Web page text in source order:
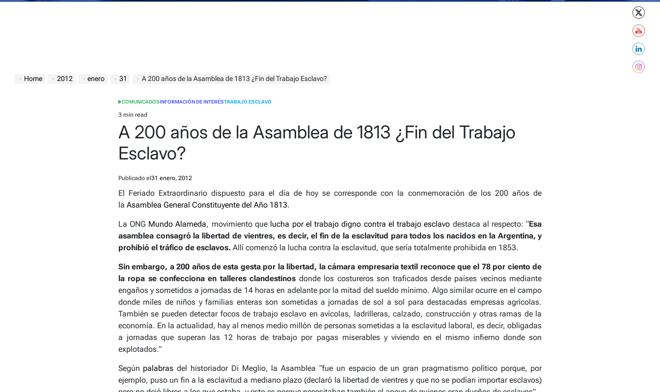
Home 2012 enero 31 A 200 años de la Asamblea de 1813 ¿Fin del Trabajo Esclavo?
POSTED
IN
COMUNICADOSINFORMACIÓN DE INTERÉSTRABAJO ESCLAVO
Estimated
read
time
3 min read
A 200 años de la Asamblea de 1813 ¿Fin del Trabajo
Esclavo?
Publicado el 31 enero, 2012
El Feriado Extraordinario dispuesto para el día de hoy se corresponde con la conmemoración de los 200 años de
la Asamblea General Constituyente del Año 1813.
La ONG Mundo Alameda, movimiento quelucha por el trabajo digno contra el trabajo esclavo destaca al respecto: “Esa
asamblea consagró la libertad de vientres, es decir, el fin de la esclavitud para todos los nacidos en la Argentina, y
prohibió el tráfico de esclavos. Allí comenzó la lucha contra la esclavitud, que sería totalmente prohibida en 1853.
Sin embargo, a 200 años de esta gesta por la libertad, la cámara empresaria textil reconoce que el 78 por ciento de
la ropa se confecciona en talleres clandestinos donde los costureros son traficados desde países vecinos mediante
engaños y sometidos a jornadas de 14 horas en adelante por la mitad del sueldo mínimo. Algo similar ocurre en el campo
donde miles de niños y familias enteras son sometidas a jornadas de sol a sol para destacadas empresas agrícolas.
También se pueden detectar focos de trabajo esclavo en avícolas, ladrilleras, calzado, construcción y otras ramas de la
economía. En la actualidad, hay al menos medio millón de personas sometidas a la esclavitud laboral, es decir, obligadas
a jornadas que superan las 12 horas de trabajo por pagas miserables y viviendo en el mismo infierno donde son
explotados.”
Según palabras del historiador Di Meglio, la Asamblea “fue un espacio de un gran pragmatismo político porque, por
ejemplo, puso un fin a la esclavitud a mediano plazo (declaró la libertad de vientres y que no se podían importar esclavos)